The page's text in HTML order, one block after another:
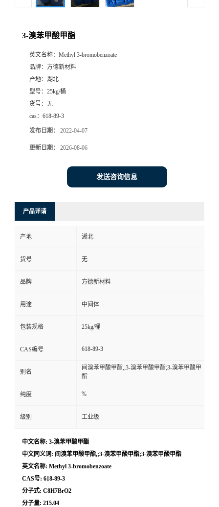
3-溴苯甲酸甲酯
英文名称： Methyl 3-bromobenzoate
品牌： 方德新材料
产地： 湖北
型号： 25kg/桶
货号： 无
cas： 618-89-3
发布日期： 2022-04-07
更新日期： 2026-08-06
发送咨询信息
产品详请
产地 湖北
货号 无
品牌 方德新材料
用途 中间体
包装规格 25kg/桶
CAS编号 618-89-3
别名
间溴苯甲酸甲酯,;3-溴苯甲酸甲酯;3-溴苯甲酸甲
酯
纯度 %
级别 工业级
中文名称: 3-溴苯甲酸甲酯
中文同义词: 间溴苯甲酸甲酯,;3-溴苯甲酸甲酯;3-溴苯甲酸甲酯
英文名称: Methyl 3-bromobenzoate
CAS号: 618-89-3
分子式: C8H7BrO2
分子量: 215.04